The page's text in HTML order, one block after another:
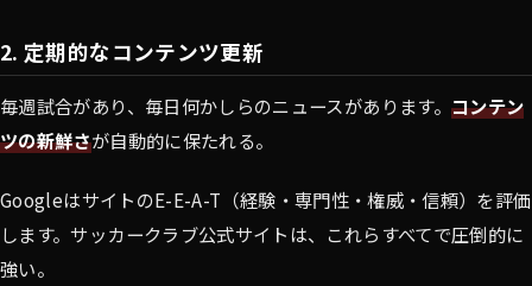
2. 定期的なコンテンツ更新
毎週試合があり、毎日何かしらのニュースがあります。 コンテン
ツの新鮮さが自動的に保たれる。
GoogleはサイトのE-E-A-T（経験・専門性・権威・信頼）を評価
します。サッカークラブ公式サイトは、これらすべてで圧倒的に
強い。